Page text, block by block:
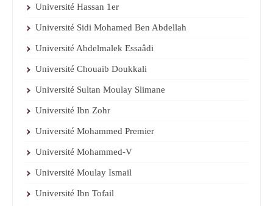
Université Hassan 1er
Université Sidi Mohamed Ben Abdellah
Université Abdelmalek Essaâdi
Université Chouaib Doukkali
Université Sultan Moulay Slimane
Université Ibn Zohr
Université Mohammed Premier
Université Mohammed-V
Université Moulay Ismail
Université Ibn Tofail